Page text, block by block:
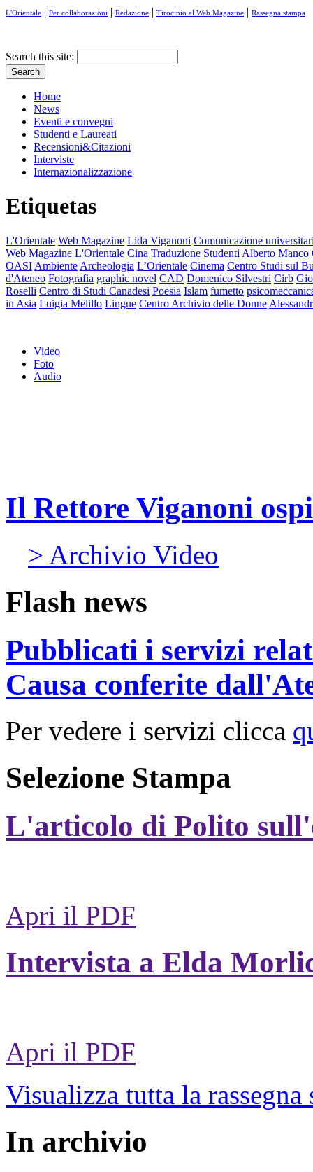
L'Orientale | Per collaborazioni | Redazione | Tirocinio al Web Magazine | Rassegna stampa
Search this site:
Home
News
Eventi e convegni
Studenti e Laureati
Recensioni&Citazioni
Interviste
Internazionalizzazione
Etiquetas
L'Orientale Web Magazine Lida Viganoni Comunicazione
Web Magazine L'Orientale Cina Traduzione Studenti Alberto Manco
OASI Ambiente Archeologia L’Orientale Cinema Centro Studi sul
d'Ateneo Fotografia graphic novel CAD Domenico Silvestri Cirb
Roselli Centro di Studi Canadesi Poesia Islam fumetto
in Asia Luigia Melillo Lingue Centro Archivio delle Donne
Video
Foto
Audio
Il Rettore Viganoni
> Archivio Video
Flash news
Pubblicati i servizi
Causa conferite
Per vedere i servizi clicca
Selezione Stampa
L'articolo di Polito
Apri il PDF
Intervista a Elda
Apri il PDF
Visualizza tutta la rassegna
In archivio